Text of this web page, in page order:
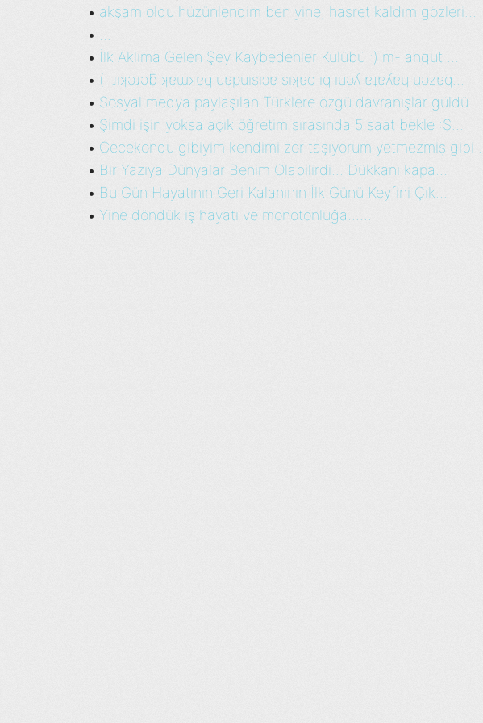
• akşam oldu hüzünlendim ben yine, hasret kaldım gözleri...
•
• İlk Aklıma Gelen Şey Kaybedenler Kulübü :) m- angut ...
• (: ɹıʞǝɹǝƃ ʞɐɯʞɐq uɐpuısıɔɐ sıʞɐq ıq ıuǝʎ ɐʇɐʎɐɥ uǝzɐq...
• Sosyal medya paylaşılan Türklere özgü davranışlar güldü...
• Şimdi işin yoksa açık öğretim sırasında 5 saat bekle :S...
• Gecekondu gibiyim kendimi zor taşıyorum yetmezmiş gibi ...
• Bir Yazıya Dünyalar Benim Olabilirdi... Dükkanı kapa...
• Bu Gün Hayatının Geri Kalanının İlk Günü Keyfini Çık...
• Yine döndük iş hayatı ve monotonluğa......